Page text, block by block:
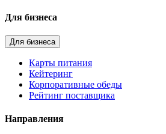
Для бизнеса
Для бизнеса
Карты питания
Кейтеринг
Корпоративные обеды
Рейтинг поставщика
Направления